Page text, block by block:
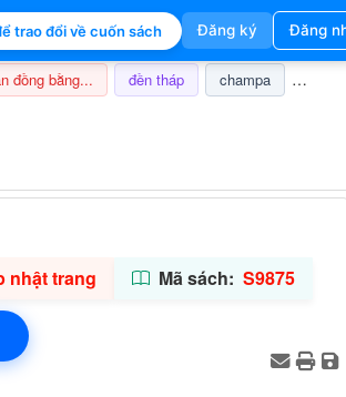
trao đổi về cuốn sách Đăng ký Đăng
đồng bằng... đền tháp champa nghi lễ
nhật trang Mã sách: S9875